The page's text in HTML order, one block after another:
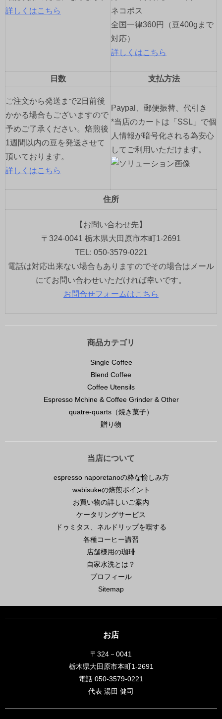
詳しくはこちら
ネコポス
全国一律360円（豆400gまで
対応）
詳しくはこちら
日数 支払方法
ご注文から発送まで2日前後
かかる場合もございますので
予めご了承ください。焙煎後
1週間以内の豆を発送させて
頂いております。
詳しくはこちら
Paypal、郵便振替、代引き
*当店のカートは「SSL」で個
人情報が暗号化される為安心
してご利用いただけます。
住所
【お問い合わせ先】
〒324-0041 栃木県大田原市本町1-2691
TEL: 050-3579-0221
電話は対応出来ない場合もありますのでその場合はメール
にてお問い合わせいただければ幸いです。
お問合せフォームはこちら
商品カテゴリ
Single Coffee
Blend Coffee
Coffee Utensils
Espresso Mchine & Coffee Grinder & Other
quatre-quarts（焼き菓子）
贈り物
当店について
espresso naporetanoの粋な愉しみ方
wabisukeの焙煎ポイント
お買い物の詳しいご案内
ケータリングサービス
ドゥミタス、ネルドリップを喫する
各種コーヒー講習
店舗様用の珈琲
自家水洗とは？
プロフィール
Sitemap
お店
〒324－0041
栃木県大田原市本町1-2691
電話 050-3579-0221
代表 湯田 健司